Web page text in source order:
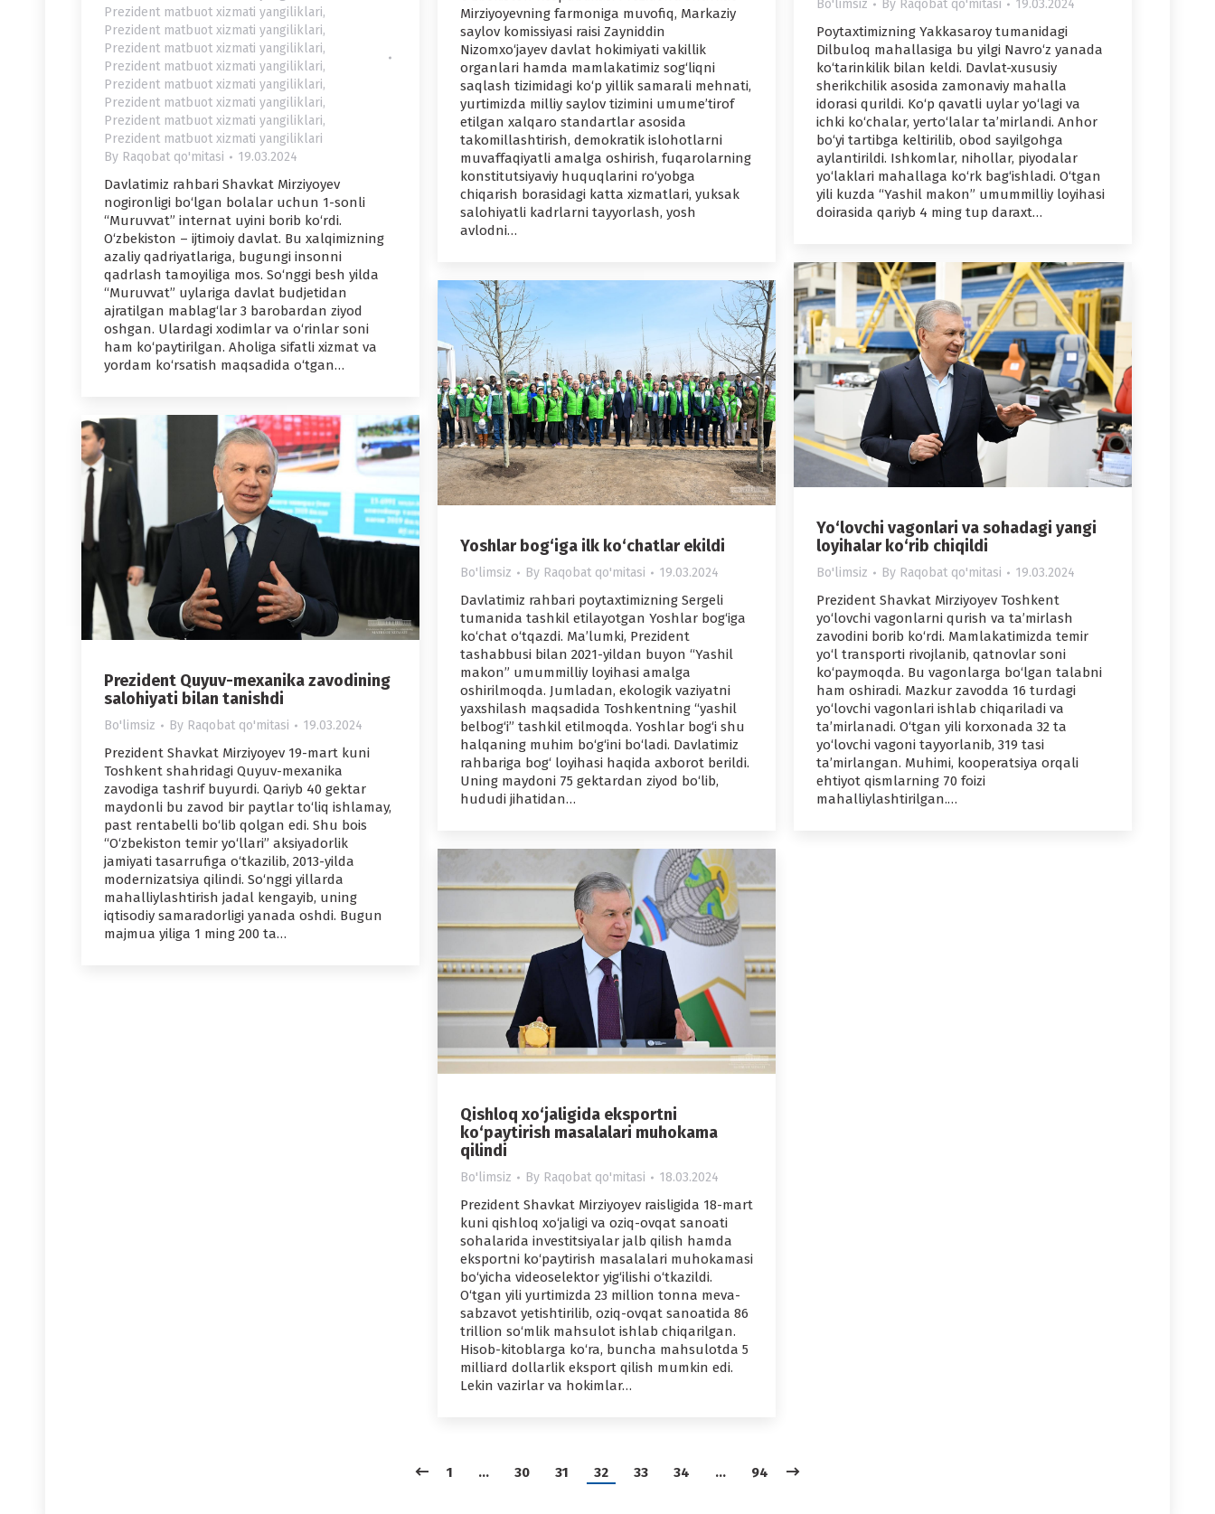
Mirziyoyevning farmoniga muvofiq, Markaziy
saylov komissiyasi raisi Zayniddin
Nizomxo‘jayev davlat hokimiyati vakillik
organlari hamda mamlakatimiz sog‘liqni
saqlash tizimidagi ko‘p yillik samarali mehnati,
yurtimizda milliy saylov tizimini umume’tirof
etilgan xalqaro standartlar asosida
takomillashtirish, demokratik islohotlarni
muvaffaqiyatli amalga oshirish, fuqarolarning
konstitutsiyaviy huquqlarini ro‘yobga
chiqarish borasidagi katta xizmatlari, yuksak
salohiyatli kadrlarni tayyorlash, yosh
avlodni…
Prezident matbuot xizmati yangiliklari,
Prezident matbuot xizmati yangiliklari,
Prezident matbuot xizmati yangiliklari,
Prezident matbuot xizmati yangiliklari,
Prezident matbuot xizmati yangiliklari,
Prezident matbuot xizmati yangiliklari,
Prezident matbuot xizmati yangiliklari,
Prezident matbuot xizmati yangiliklari
By Raqobat qo'mitasi 19.03.2024
Davlatimiz rahbari Shavkat Mirziyoyev
nogironligi bo‘lgan bolalar uchun 1-sonli
“Muruvvat” internat uyini borib ko‘rdi.
O‘zbekiston – ijtimoiy davlat. Bu xalqimizning
azaliy qadriyatlariga, bugungi insonni
qadrlash tamoyiliga mos. So‘nggi besh yilda
“Muruvvat” uylariga davlat budjetidan
ajratilgan mablag‘lar 3 barobardan ziyod
oshgan. Ulardagi xodimlar va o‘rinlar soni
ham ko‘paytirilgan. Aholiga sifatli xizmat va
yordam ko‘rsatish maqsadida o‘tgan…
Bo'limsiz By Raqobat qo'mitasi 19.03.2024
Poytaxtimizning Yakkasaroy tumanidagi
Dilbuloq mahallasiga bu yilgi Navro‘z yanada
ko‘tarinkilik bilan keldi. Davlat-xususiy
sherikchilik asosida zamonaviy mahalla
idorasi qurildi. Ko‘p qavatli uylar yo‘lagi va
ichki ko‘chalar, yerto‘lalar ta’mirlandi. Anhor
bo‘yi tartibga keltirilib, obod sayilgohga
aylantirildi. Ishkomlar, nihollar, piyodalar
yo‘laklari mahallaga ko‘rk bag‘ishladi. O‘tgan
yili kuzda “Yashil makon” umummilliy loyihasi
doirasida qariyb 4 ming tup daraxt…
Yo‘lovchi vagonlari va sohadagi yangi
loyihalar ko‘rib chiqildi
Bo'limsiz By Raqobat qo'mitasi 19.03.2024
Prezident Shavkat Mirziyoyev Toshkent
yo‘lovchi vagonlarni qurish va ta’mirlash
zavodini borib ko‘rdi. Mamlakatimizda temir
yo‘l transporti rivojlanib, qatnovlar soni
ko‘paymoqda. Bu vagonlarga bo‘lgan talabni
ham oshiradi. Mazkur zavodda 16 turdagi
yo‘lovchi vagonlari ishlab chiqariladi va
ta’mirlanadi. O‘tgan yili korxonada 32 ta
yo‘lovchi vagoni tayyorlanib, 319 tasi
ta’mirlangan. Muhimi, kooperatsiya orqali
ehtiyot qismlarning 70 foizi
mahalliylashtirilgan.…
Yoshlar bog‘iga ilk ko‘chatlar ekildi
Bo'limsiz By Raqobat qo'mitasi 19.03.2024
Davlatimiz rahbari poytaxtimizning Sergeli
tumanida tashkil etilayotgan Yoshlar bog‘iga
ko‘chat o‘tqazdi. Ma’lumki, Prezident
tashabbusi bilan 2021-yildan buyon “Yashil
makon” umummilliy loyihasi amalga
oshirilmoqda. Jumladan, ekologik vaziyatni
yaxshilash maqsadida Toshkentning “yashil
belbog‘i” tashkil etilmoqda. Yoshlar bog‘i shu
halqaning muhim bo‘g‘ini bo‘ladi. Davlatimiz
rahbariga bog‘ loyihasi haqida axborot berildi.
Uning maydoni 75 gektardan ziyod bo‘lib,
hududi jihatidan…
Prezident Quyuv-mexanika zavodining
salohiyati bilan tanishdi
Bo'limsiz By Raqobat qo'mitasi 19.03.2024
Prezident Shavkat Mirziyoyev 19-mart kuni
Toshkent shahridagi Quyuv-mexanika
zavodiga tashrif buyurdi. Qariyb 40 gektar
maydonli bu zavod bir paytlar to‘liq ishlamay,
past rentabelli bo‘lib qolgan edi. Shu bois
“O‘zbekiston temir yo‘llari” aksiyadorlik
jamiyati tasarrufiga o‘tkazilib, 2013-yilda
modernizatsiya qilindi. So‘nggi yillarda
mahalliylashtirish jadal kengayib, uning
iqtisodiy samaradorligi yanada oshdi. Bugun
majmua yiliga 1 ming 200 ta…
Qishloq xo‘jaligida eksportni
ko‘paytirish masalalari muhokama
qilindi
Bo'limsiz By Raqobat qo'mitasi 18.03.2024
Prezident Shavkat Mirziyoyev raisligida 18-mart
kuni qishloq xo‘jaligi va oziq-ovqat sanoati
sohalarida investitsiyalar jalb qilish hamda
eksportni ko‘paytirish masalalari muhokamasi
bo‘yicha videoselektor yig‘ilishi o‘tkazildi.
O‘tgan yili yurtimizda 23 million tonna meva-
sabzavot yetishtirilib, oziq-ovqat sanoatida 86
trillion so‘mlik mahsulot ishlab chiqarilgan.
Hisob-kitoblarga ko‘ra, buncha mahsulotda 5
milliard dollarlik eksport qilish mumkin edi.
Lekin vazirlar va hokimlar…
1 … 30 31 32 33 34 … 94